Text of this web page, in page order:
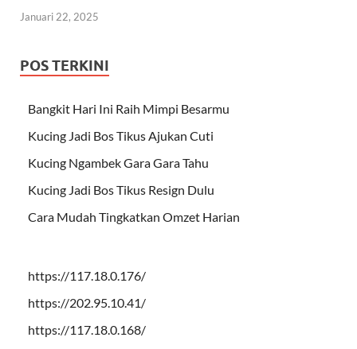
Januari 22, 2025
POS TERKINI
Bangkit Hari Ini Raih Mimpi Besarmu
Kucing Jadi Bos Tikus Ajukan Cuti
Kucing Ngambek Gara Gara Tahu
Kucing Jadi Bos Tikus Resign Dulu
Cara Mudah Tingkatkan Omzet Harian
https://117.18.0.176/
https://202.95.10.41/
https://117.18.0.168/